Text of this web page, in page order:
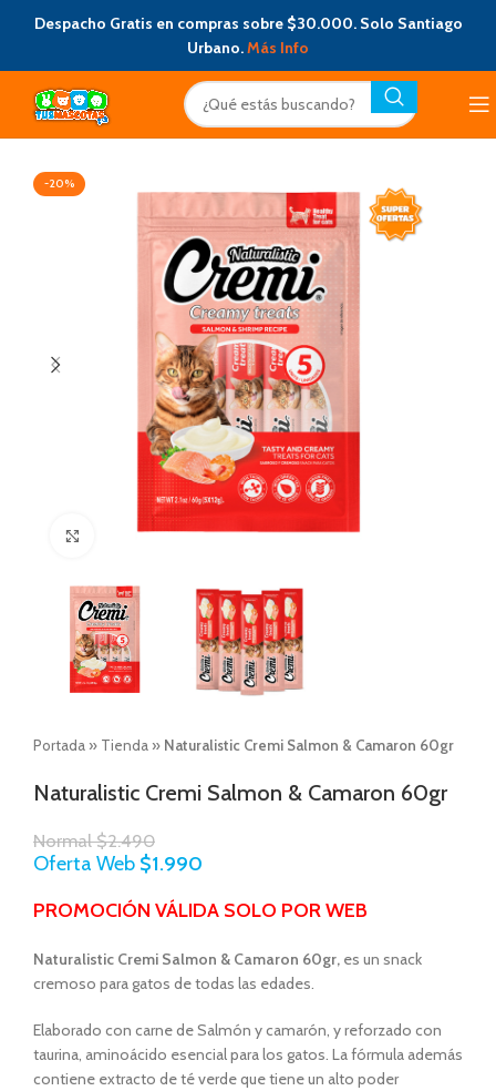
Despacho Gratis en compras sobre $30.000. Solo Santiago
Urbano.Más Info
-20%
Click to enlarge
Portada » Tienda » Naturalistic Cremi Salmon & Camaron 60gr
Naturalistic Cremi Salmon & Camaron 60gr
Normal$2.490
Oferta Web $1.990
PROMOCIÓN VÁLIDA SOLO POR WEB
Naturalistic Cremi Salmon & Camaron 60gr, es un snack
cremoso para gatos de todas las edades.
Elaborado con carne de Salmón y camarón, y reforzado con
taurina, aminoácido esencial para los gatos. La fórmula además
contiene extracto de té verde que tiene un alto poder